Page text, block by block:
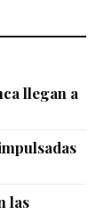
llegan a
las